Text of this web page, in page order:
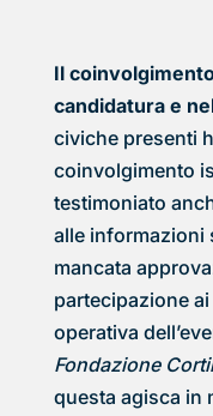
Il
candidatura e
civiche presenti
coinvolgimento
testimoniato
alle informazioni
mancata
partecipazione
operativa
Fondazione
questa agisca in